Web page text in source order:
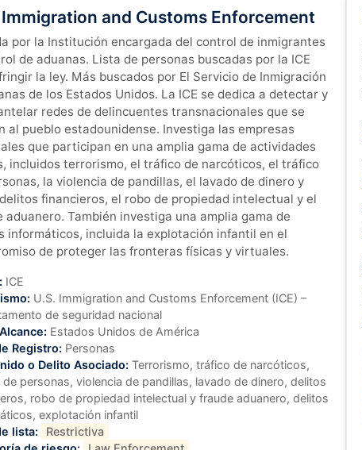
Immigration and Customs Enforcement
por la Institución encargada del control de inmigrantes
de aduanas. Lista de personas buscadas por la ICE
la ley. Más buscados por El Servicio de Inmigración
de los Estados Unidos. La ICE se dedica a detectar y
redes de delincuentes transnacionales que se
al pueblo estadounidense. Investiga las empresas
que participan en una amplia gama de actividades
incluidos terrorismo, el tráfico de narcóticos, el tráfico
la violencia de pandillas, el lavado de dinero y
financieros, el robo de propiedad intelectual y el
aduanero. También investiga una amplia gama de
informáticos, incluida la explotación infantil en el
de proteger las fronteras físicas y virtuales.
ICE
U.S. Immigration and Customs Enforcement (ICE) –
de seguridad nacional
Estados Unidos de América
Registro: Personas
o Delito Asociado: Terrorismo, tráfico de narcóticos,
personas, violencia de pandillas, lavado de dinero, delitos
robo de propiedad intelectual y fraude aduanero, delitos
explotación infantil
lista:
Restrictiva